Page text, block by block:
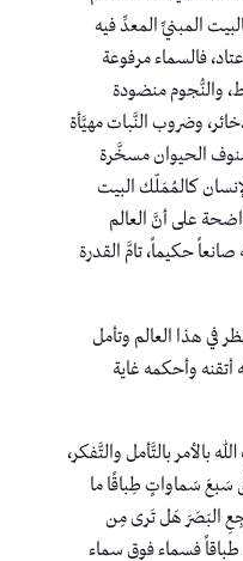
المبنيِّ المعدِّ فيه
فالسماء مرفوعة
والنُّجوم منضودة
وضروب النَّبات مهيَّأة
الحيوان مسخَّرة
كالمُمَلّك البيت
على أنَّ العالم
حكيماً، تامَّ القدرة
في هذا العالم وتأمل
أتقنه وأحكمه غاية
بالأمر بالتَّأمل والتَّفكر،
سَماواتٍ طِباقًا ما
البَصَرَ هَل تَرى مِن
فسماء فوق سماء